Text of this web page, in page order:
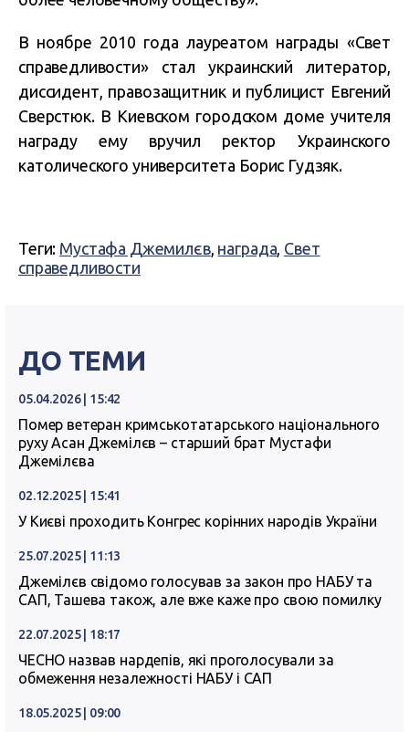
В ноябре 2010 года лауреатом награды «Свет
справедливости» стал украинский литератор,
диссидент, правозащитник и публицист Евгений
Сверстюк. В Киевском городском доме учителя
награду ему вручил ректор Украинского
католического университета Борис Гудзяк.
Теги: Мустафа Джемилєв, награда, Свет
справедливости
ДО ТЕМИ
05.04.2026 | 15:42
Помер ветеран кримськотатарського національного
руху Асан Джемілєв – старший брат Мустафи
Джемілєва
02.12.2025 | 15:41
У Києві проходить Конгрес корінних народів України
25.07.2025 | 11:13
Джемілєв свідомо голосував за закон про НАБУ та
САП, Ташева також, але вже каже про свою помилку
22.07.2025 | 18:17
ЧЕСНО назвав нардепів, які проголосували за
обмеження незалежності НАБУ і САП
18.05.2025 | 09:00